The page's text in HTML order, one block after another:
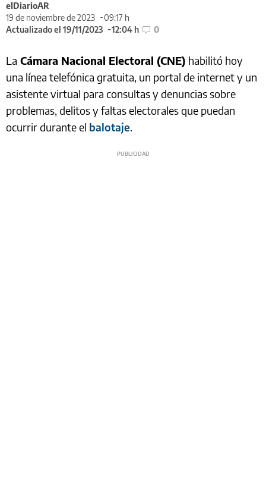
elDiarioAR
19 de noviembre de 2023
09:17 h
Actualizado el 19/11/2023
12:04 h 0
La Cámara Nacional Electoral (CNE) habilitó hoy
una línea telefónica gratuita, un portal de internet y un
asistente virtual para consultas y denuncias sobre
problemas, delitos y faltas electorales que puedan
ocurrir durante el balotaje.